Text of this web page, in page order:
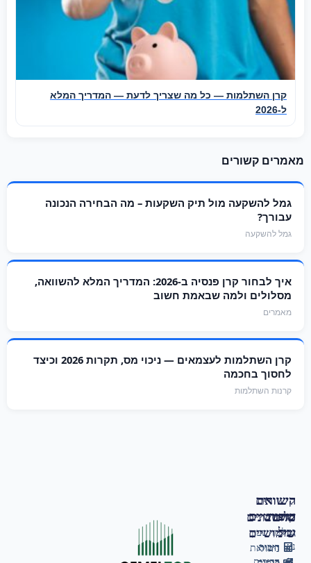
קרן השתלמות — כל מה שצריך לדעת — המדריך המלא
ל-2026
מאמרים קשורים
גמל להשקעה מול תיק השקעות – מה הבחירה הנכונה
עבורך?
גמל להשקעה
איך לבחור קרן פנסיה ב‑2026: המדריך המלא להשוואה,
מסלולים ולמה שבאמת חשוב
מאמרים
קרן השתלמות לעצמאים — ניכוי מס, תקרות 2026 וכיצד
לחסוך בחכמה
קרנות השתלמות
השוואת
קופות
גמל
השוואת
קישורים
שימושיים
גמל
נט
מחשבונים
מחשבון
ריבית
כלים
שימושיים
ניהול